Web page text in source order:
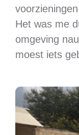
Het was me
omgeving
moest iets